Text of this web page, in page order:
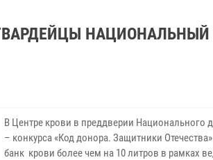
В Центре крови в преддверии Национального
– конкурса «Код донора. Защитники
банк крови более чем на 10 литров в рамках